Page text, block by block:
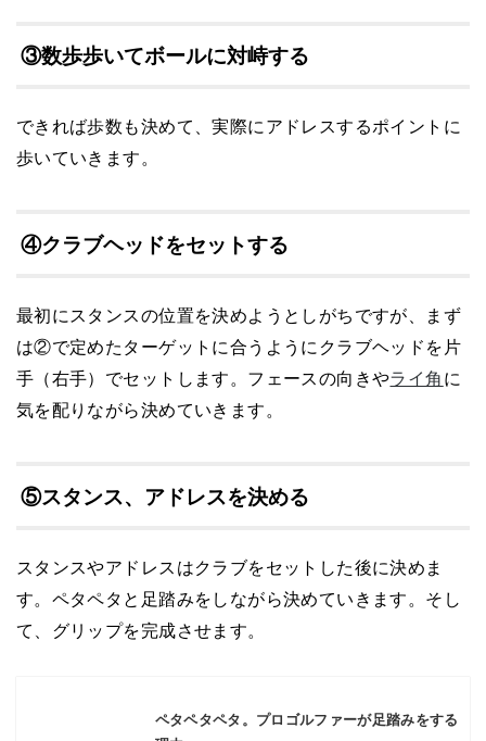
③数歩歩いてボールに対峙する
できれば歩数も決めて、実際にアドレスするポイントに
歩いていきます。
④クラブヘッドをセットする
最初にスタンスの位置を決めようとしがちですが、まず
は②で定めたターゲットに合うようにクラブヘッドを片
手（右手）でセットします。フェースの向きやライ角に
気を配りながら決めていきます。
⑤スタンス、アドレスを決める
スタンスやアドレスはクラブをセットした後に決めま
す。ペタペタと足踏みをしながら決めていきます。そし
て、グリップを完成させます。
ペタペタペタ。プロゴルファーが足踏みをする